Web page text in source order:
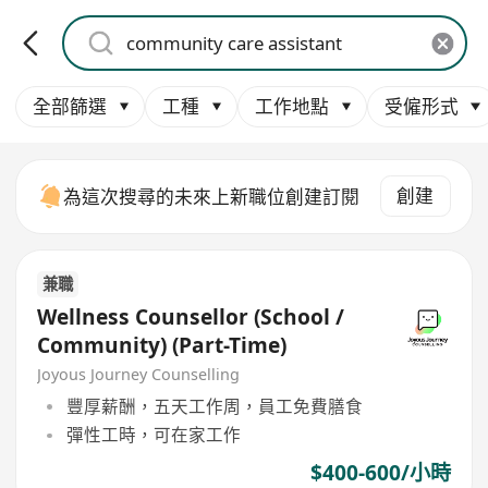
全部篩選 工種 工作地點 受僱形式
為這次搜尋的未來上新職位創建訂閱 創建
兼職
Wellness Counsellor (School /
Community) (Part-Time)
Joyous Journey Counselling
豐厚薪酬，五天工作周，員工免費膳食
彈性工時，可在家工作
$400-600/小時